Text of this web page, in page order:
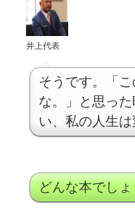
井上代表
そうです。「
な。」と思っ
い、私の人生
どんな本でし